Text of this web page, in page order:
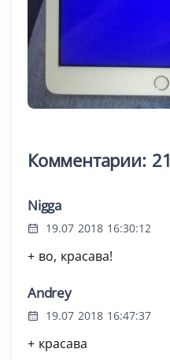
Комментарии: 21
Nigga
19.07 2018 16:30:12
+ во, красава!
Andrey
19.07 2018 16:47:37
+ красава